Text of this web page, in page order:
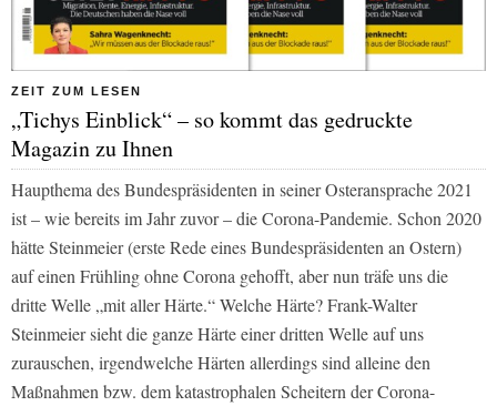
ZEIT ZUM LESEN
„Tichys Einblick“ – so kommt das gedruckte
Magazin zu Ihnen
Haupthema des Bundespräsidenten in seiner Osteransprache 2021
ist – wie bereits im Jahr zuvor – die Corona-Pandemie. Schon 2020
hätte Steinmeier (erste Rede eines Bundespräsidenten an Ostern)
auf einen Frühling ohne Corona gehofft, aber nun träfe uns die
dritte Welle „mit aller Härte.“ Welche Härte? Frank-Walter
Steinmeier sieht die ganze Härte einer dritten Welle auf uns
zurauschen, irgendwelche Härten allerdings sind alleine den
Maßnahmen bzw. dem katastrophalen Scheitern der Corona-